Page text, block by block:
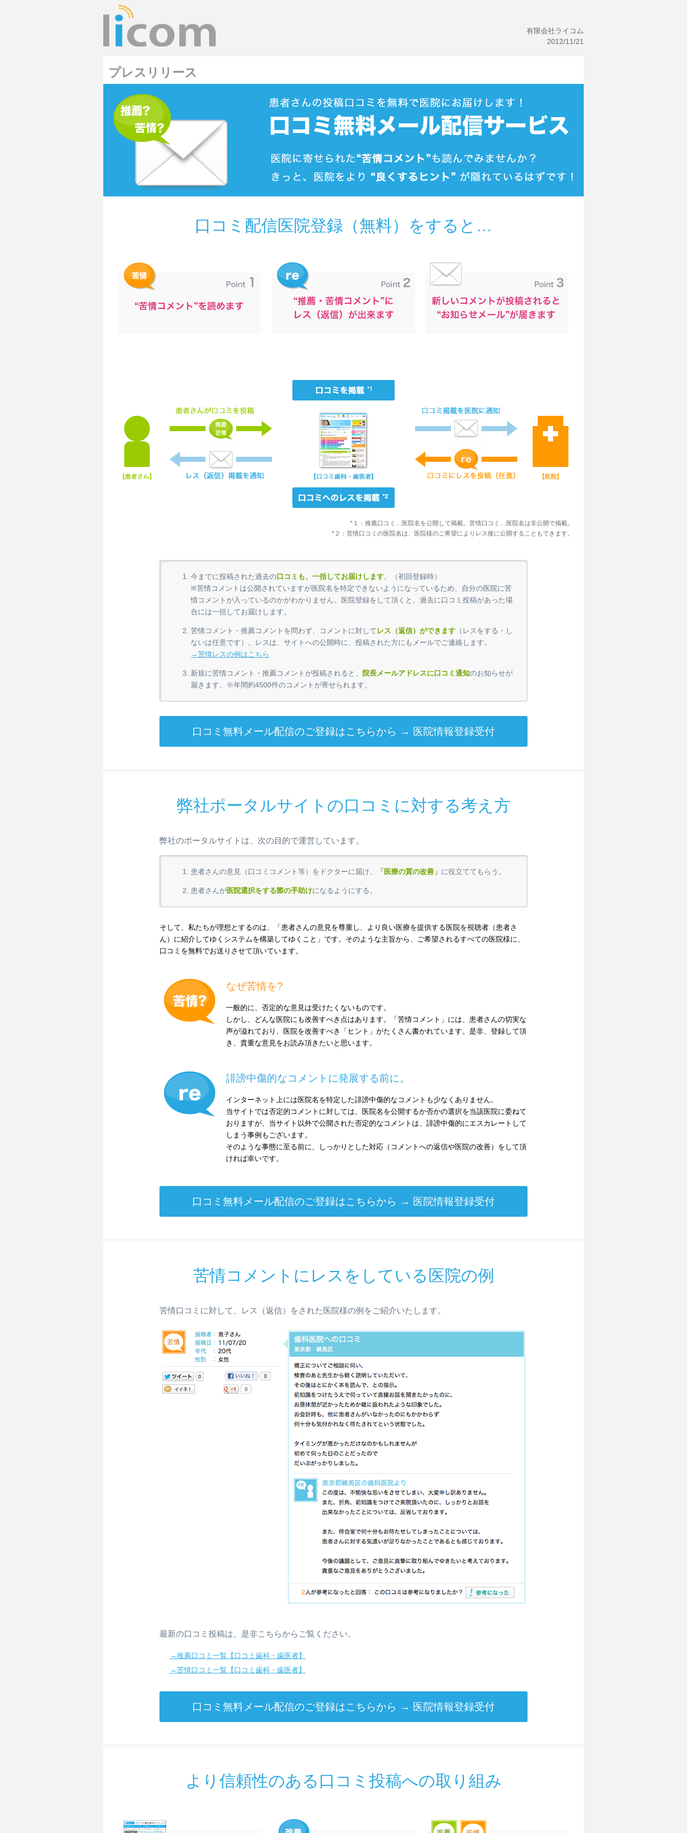
有限会社ライコム
2012/11/21
プレスリリース
口コミ配信医院登録（無料）をすると…
*１：推薦口コミ…医院名を公開して掲載。苦情口コミ…医院名は非公開で掲載。
*２：苦情口コミの医院名は、医院様のご希望によりレス後に公開することもできます。
今までに投稿された過去の口コミも、一括してお届けします。（初回登録時）
※苦情コメントは公開されていますが医院名を特定できないようになっているため、自分の医院に苦
情コメントが入っているのかがわかりません。医院登録をして頂くと、過去に口コミ投稿があった場
合には一括してお届けします。
苦情コメント・推薦コメントを問わず、コメントに対して レス（返信）ができます （レスをする・し
ないは任意です）。レスは、サイトへの公開時に、投稿された方にもメールでご連絡します。
→苦情レスの例はこちら
新規に苦情コメント・推薦コメントが投稿されると、 院長メールアドレスに口コミ通知のお知らせが
届きます。※年間約4500件のコメントが寄せられます。
口コミ無料メール配信のご登録はこちらから → 医院情報登録受付
弊社ポータルサイトの口コミに対する考え方
弊社のポータルサイトは、次の目的で運営しています。
患者さんの意見（口コミコメント等）をドクターに届け、 「医療の質の改善」 に役立ててもらう。
患者さんが医院選択をする際の手助けになるようにする。
そして、私たちが理想とするのは、「患者さんの意見を尊重し、より良い医療を提供する医院を視聴者（患者さ
ん）に紹介してゆくシステムを構築してゆくこと」です。そのような主旨から、ご希望されるすべての医院様に、
口コミを無料でお送りさせて頂いています。
なぜ苦情を?
一般的に、否定的な意見は受けたくないものです。
しかし、どんな医院にも改善すべき点はあります。「苦情コメント」には、患者さんの切実な
声が溢れており、医院を改善すべき「ヒント」がたくさん書かれています。是非、登録して頂
き、貴重な意見をお読み頂きたいと思います。
誹謗中傷的なコメントに発展する前に。
インターネット上には医院名を特定した誹謗中傷的なコメントも少なくありません。
当サイトでは否定的コメントに対しては、医院名を公開するか否かの選択を当該医院に委ねて
おりますが、当サイト以外で公開された否定的なコメントは、誹謗中傷的にエスカレートして
しまう事例もございます。
そのような事態に至る前に、しっかりとした対応（コメントへの返信や医院の改善）をして頂
ければ幸いです。
口コミ無料メール配信のご登録はこちらから → 医院情報登録受付
苦情コメントにレスをしている医院の例
苦情口コミに対して、レス（返信）をされた医院様の例をご紹介いたします。
最新の口コミ投稿は、是非こちらからご覧ください。
→推薦口コミ一覧【口コミ歯科・歯医者】
→苦情口コミ一覧【口コミ歯科・歯医者】
口コミ無料メール配信のご登録はこちらから → 医院情報登録受付
より信頼性のある口コミ投稿への取り組み